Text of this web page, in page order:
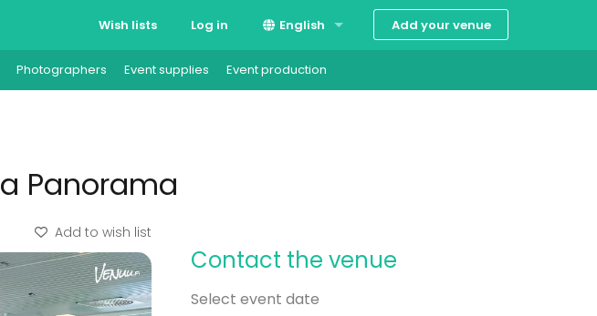
Wish lists Log in English
Suomi
Add your venue
Photographers Event supplies Event production
Panorama
Add to wish list
Contact the venue
Select event date